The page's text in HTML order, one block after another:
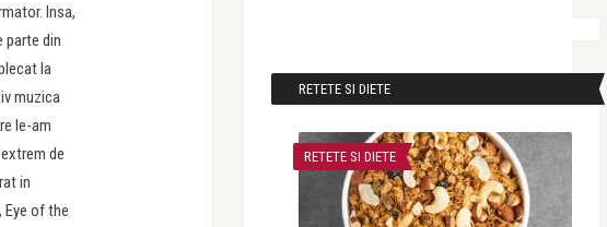
Insa,
parte din
la
muzica
le-am
de
in
Eye of the
RETETE SI DIETE
RETETE SI DIETE